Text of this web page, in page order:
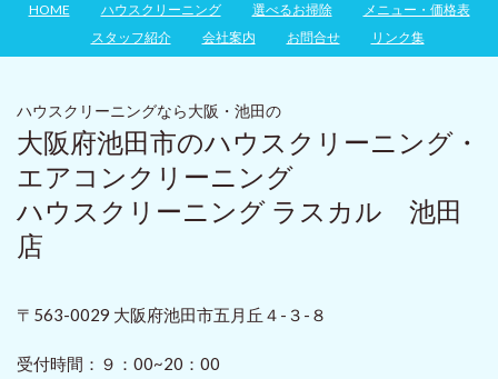
HOME ハウスクリーニング 選べるお掃除
メニュー・価格表
スタッフ紹介
会社案内 お問合せ リンク集
ハウスクリーニングなら大阪・池田の
大阪府池田市のハウスクリーニング・
エアコンクリーニング
ハウスクリーニング ラスカル 池田
店
〒563-0029 大阪府池田市五月丘４-３-８
受付時間：９：00~20：00